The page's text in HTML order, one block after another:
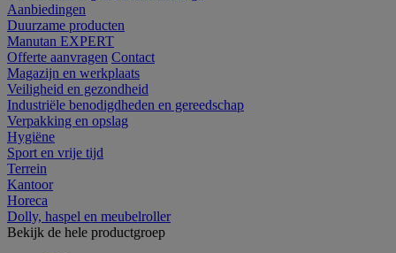
Aanbiedingen
Duurzame producten
Manutan EXPERT
Offerte aanvragen Contact
Magazijn en werkplaats
Veiligheid en gezondheid
Industriële benodigdheden en gereedschap
Verpakking en opslag
Hygiëne
Sport en vrije tijd
Terrein
Kantoor
Horeca
Dolly, haspel en meubelroller
Bekijk de hele productgroep